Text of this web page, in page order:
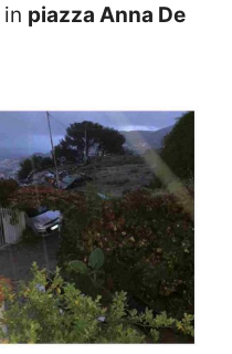
in piazza Anna De